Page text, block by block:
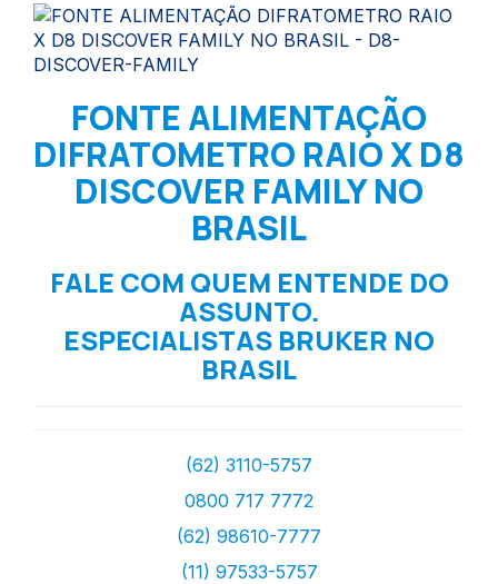
FONTE ALIMENTAÇÃO
DIFRATOMETRO RAIO X D8
DISCOVER FAMILY NO
BRASIL
FALE COM QUEM ENTENDE DO
ASSUNTO.
ESPECIALISTAS BRUKER NO
BRASIL
(62) 3110-5757
0800 717 7772
(62) 98610-7777
(11) 97533-5757